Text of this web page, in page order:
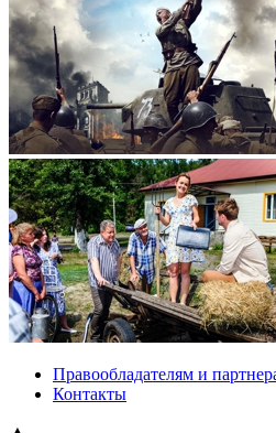
Правообладателям и
Контакты